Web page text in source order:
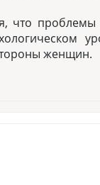
что проблемы
женщин.